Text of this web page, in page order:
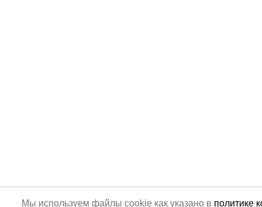
Мы используем файлы cookie как указано в политике